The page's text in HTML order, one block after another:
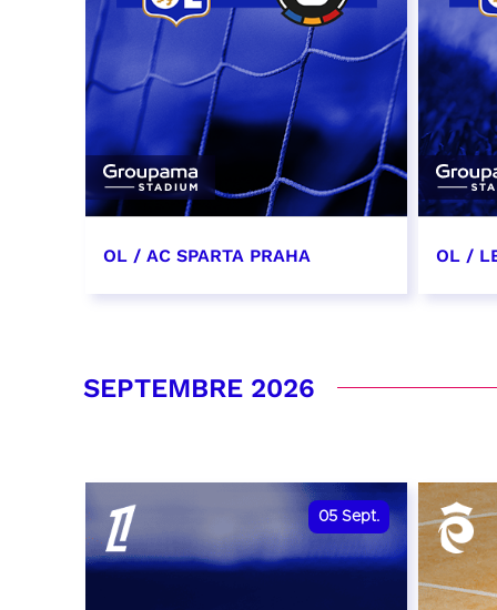
OL / AC SPARTA PRAHA OL /
SEPTEMBRE 2026
05 Sept.